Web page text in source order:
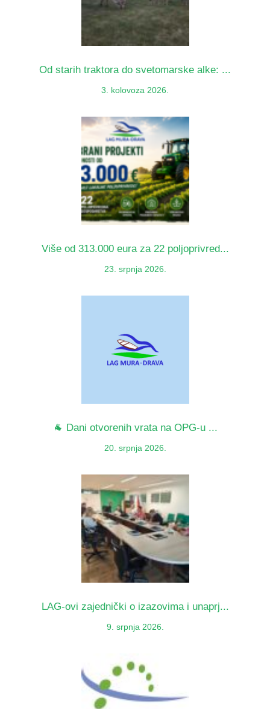
Od starih traktora do svetomarske alke: ...
3. kolovoza 2026.
Više od 313.000 eura za 22 poljoprivred...
23. srpnja 2026.
🐐 Dani otvorenih vrata na OPG-u ...
20. srpnja 2026.
LAG-ovi zajednički o izazovima i unaprj...
9. srpnja 2026.